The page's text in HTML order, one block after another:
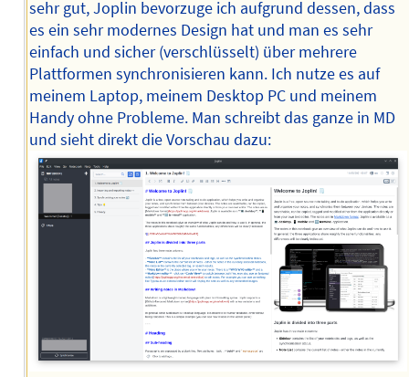
sehr gut, Joplin bevorzuge ich aufgrund dessen, dass
es ein sehr modernes Design hat und man es sehr
einfach und sicher (verschlüsselt) über mehrere
Plattformen synchronisieren kann. Ich nutze es auf
meinem Laptop, meinem Desktop PC und meinem
Handy ohne Probleme. Man schreibt das ganze in MD
und sieht direkt die Vorschau dazu: